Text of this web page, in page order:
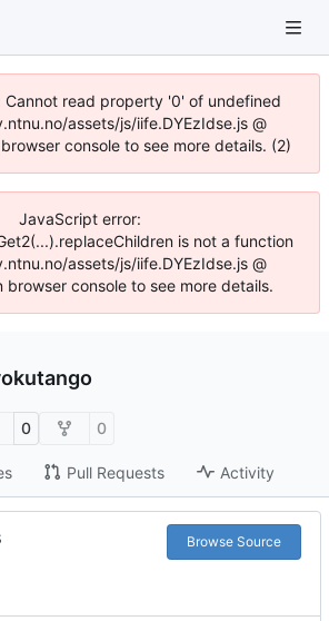
read property '0' of undefined
assets/js/iife.DYEzIdse.js @
console to see more details. (2)
JavaScript error:
is not a function
assets/js/iife.DYEzIdse.js @
console to see more details.
0 0
Pull Requests Activity
Browse Source